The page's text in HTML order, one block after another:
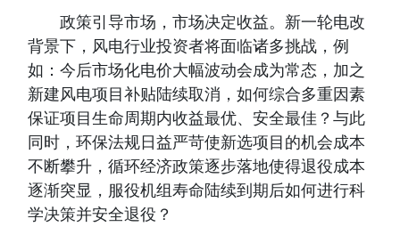
政策引导市场，市场决定收益。新一轮电改
背景下，风电行业投资者将面临诸多挑战，例
如：今后市场化电价大幅波动会成为常态，加之
新建风电项目补贴陆续取消，如何综合多重因素
保证项目生命周期内收益最优、安全最佳？与此
同时，环保法规日益严苛使新选项目的机会成本
不断攀升，循环经济政策逐步落地使得退役成本
逐渐突显，服役机组寿命陆续到期后如何进行科
学决策并安全退役？